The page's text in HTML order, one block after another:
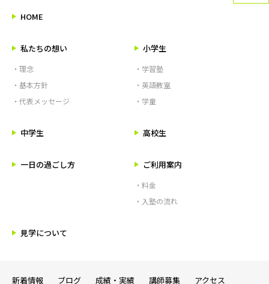
HOME
私たちの想い
・理念
・基本方針
・代表メッセージ
小学生
・学習塾
・英語教室
・学童
中学生 高校生
一日の過ごし方 ご利用案内
・料金
・入塾の流れ
見学について
新着情報 ブログ 成績・実績 講師募集 アクセス